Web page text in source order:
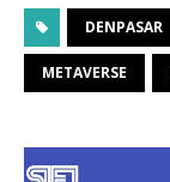
DENPASAR
METAVERSE